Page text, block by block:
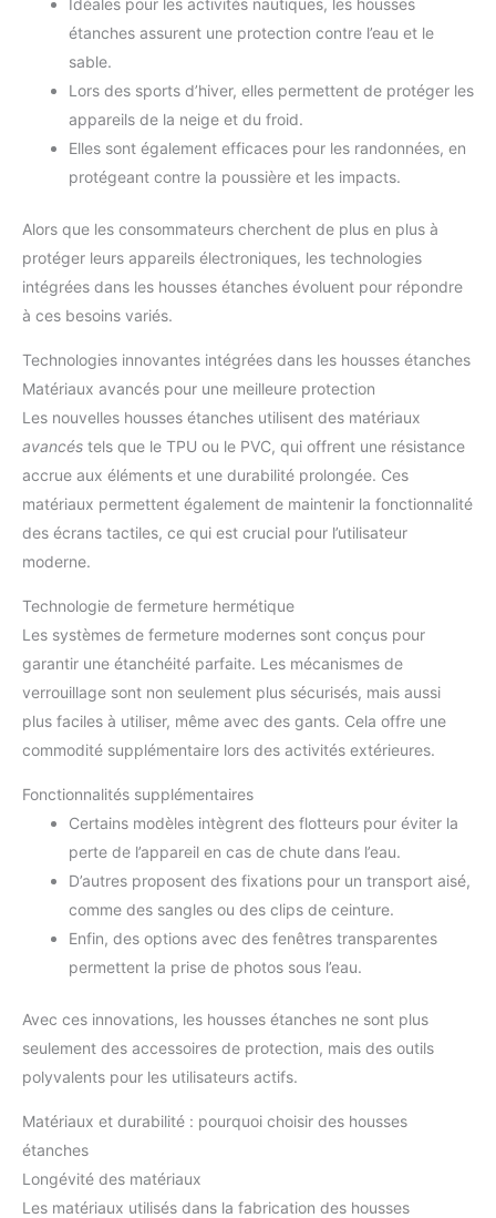
étanches assurent une protection contre l’eau et le
sable.
Lors des sports d’hiver, elles permettent de protéger les
appareils de la neige et du froid.
Elles sont également efficaces pour les randonnées, en
protégeant contre la poussière et les impacts.
Alors que les consommateurs cherchent de plus en plus à
protéger leurs appareils électroniques, les technologies
intégrées dans les housses étanches évoluent pour répondre
à ces besoins variés.
Technologies innovantes intégrées dans les housses étanches
Matériaux avancés pour une meilleure protection
Les nouvelles housses étanches utilisent des matériaux
avancés tels que le TPU ou le PVC, qui offrent une résistance
accrue aux éléments et une durabilité prolongée. Ces
matériaux permettent également de maintenir la fonctionnalité
des écrans tactiles, ce qui est crucial pour l’utilisateur
moderne.
Technologie de fermeture hermétique
Les systèmes de fermeture modernes sont conçus pour
garantir une étanchéité parfaite. Les mécanismes de
verrouillage sont non seulement plus sécurisés, mais aussi
plus faciles à utiliser, même avec des gants. Cela offre une
commodité supplémentaire lors des activités extérieures.
Fonctionnalités supplémentaires
Certains modèles intègrent des flotteurs pour éviter la
perte de l’appareil en cas de chute dans l’eau.
D’autres proposent des fixations pour un transport aisé,
comme des sangles ou des clips de ceinture.
Enfin, des options avec des fenêtres transparentes
permettent la prise de photos sous l’eau.
Avec ces innovations, les housses étanches ne sont plus
seulement des accessoires de protection, mais des outils
polyvalents pour les utilisateurs actifs.
Matériaux et durabilité : pourquoi choisir des housses
étanches
Longévité des matériaux
Les matériaux utilisés dans la fabrication des housses